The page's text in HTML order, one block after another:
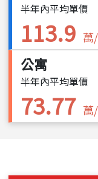
半年內平均單價
113.9 萬
公寓
半年內平均單價
73.77 萬